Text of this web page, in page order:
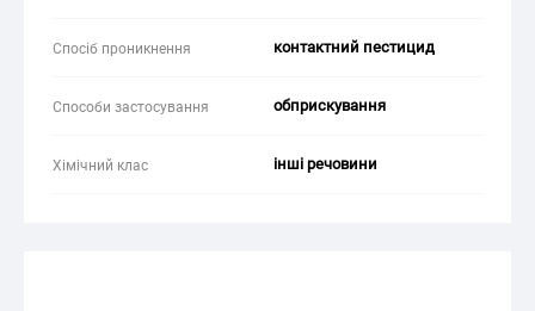
Спосіб проникнення контактний пестицид
Способи застосування обприскування
Хімічний клас інші речовини